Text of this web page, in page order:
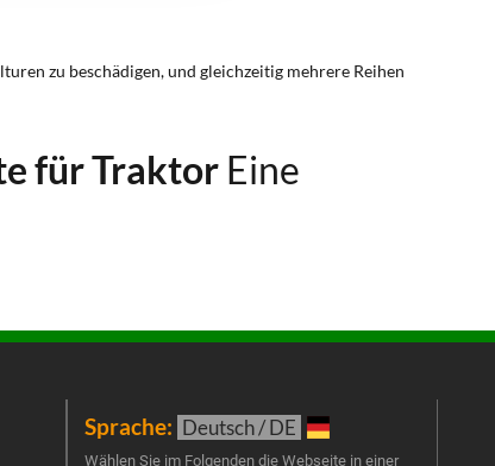
zu beschädigen, und gleichzeitig mehrere Reihen
für Traktor Eine
Sprache: Deutsch / DE
Wählen Sie im Folgenden die Webseite in einer